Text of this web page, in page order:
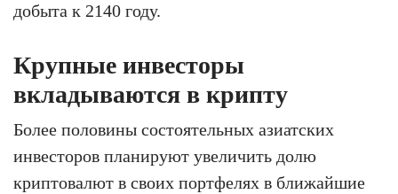
добыта к 2140 году.
Крупные инвесторы
вкладываются в крипту
Более половины состоятельных азиатских
инвесторов планируют увеличить долю
криптовалют в своих портфелях в ближайшие